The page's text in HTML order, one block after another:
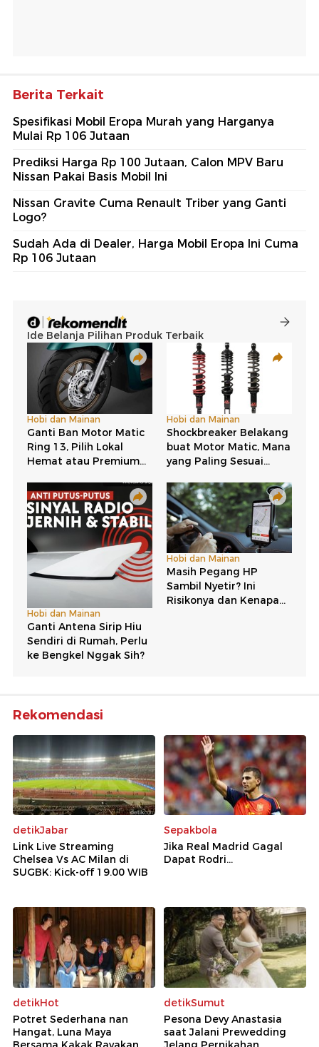
Berita Terkait
Spesifikasi Mobil Eropa Murah yang Harganya
Mulai Rp 106 Jutaan
Prediksi Harga Rp 100 Jutaan, Calon MPV Baru
Nissan Pakai Basis Mobil Ini
Nissan Gravite Cuma Renault Triber yang Ganti
Sudah Ada di Dealer, Harga Mobil Eropa Ini Cuma
Rp 106 Jutaan
Rekomendasi